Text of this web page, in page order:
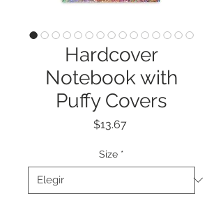
Hardcover
Notebook with
Puffy Covers
$13.67Precio
Size *